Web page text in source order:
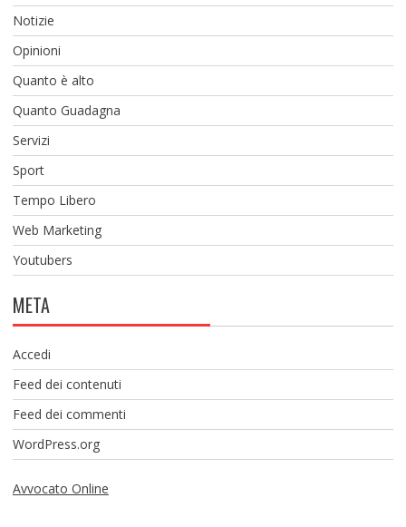
Notizie
Opinioni
Quanto è alto
Quanto Guadagna
Servizi
Sport
Tempo Libero
Web Marketing
Youtubers
META
Accedi
Feed dei contenuti
Feed dei commenti
WordPress.org
Avvocato Online